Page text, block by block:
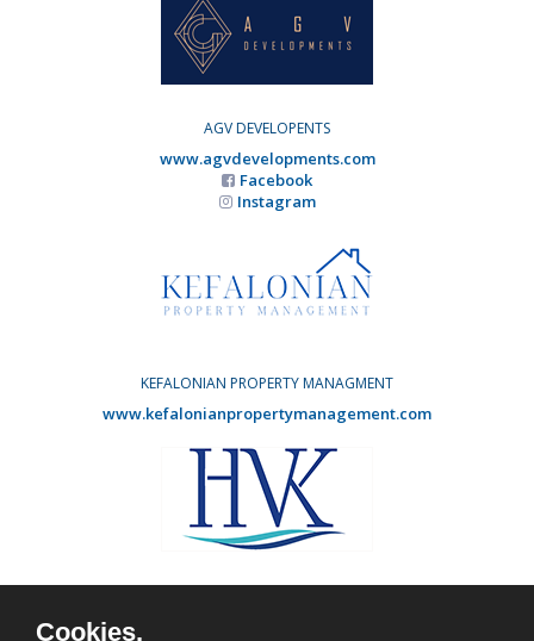
AGV DEVELOPENTS
www.agvdevelopments.com
Facebook
Instagram
KEFALONIAN PROPERTY MANAGMENT
www.kefalonianpropertymanagement.com
Cookies.